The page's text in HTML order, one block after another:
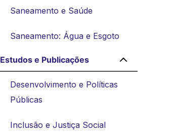
Saneamento e Saúde
Saneamento: Água e Esgoto
Estudos e Publicações
Desenvolvimento e Políticas
Públicas
Inclusão e Justiça Social